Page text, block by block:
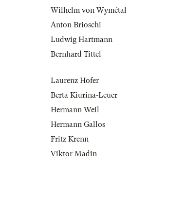
Wilhelm von Wymétal
Anton Brioschi
Ludwig Hartmann
Bernhard Tittel
Laurenz Hofer
Berta Kiurina-Leuer
Hermann Weil
Hermann Gallos
Fritz Krenn
Viktor Madin